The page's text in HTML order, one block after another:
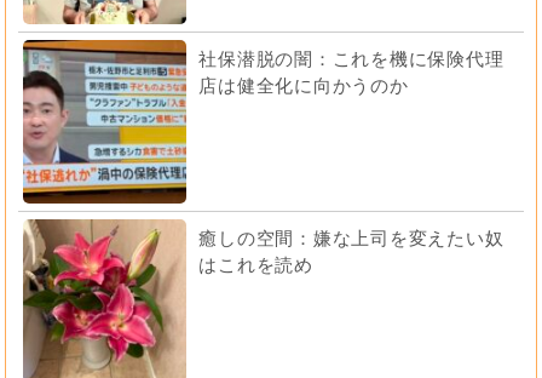
社保潜脱の闇：これを機に保険代理
店は健全化に向かうのか
癒しの空間：嫌な上司を変えたい奴
はこれを読め